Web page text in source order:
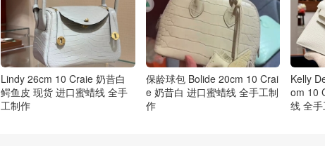
Lindy 26cm 10 Craie 奶昔白
鳄鱼皮 现货 进口蜜蜡线 全手
工制作
保龄球包 Bolide 20cm 10 Crai
e 奶昔白 进口蜜蜡线 全手工制
作
Kelly
om 10
线 全